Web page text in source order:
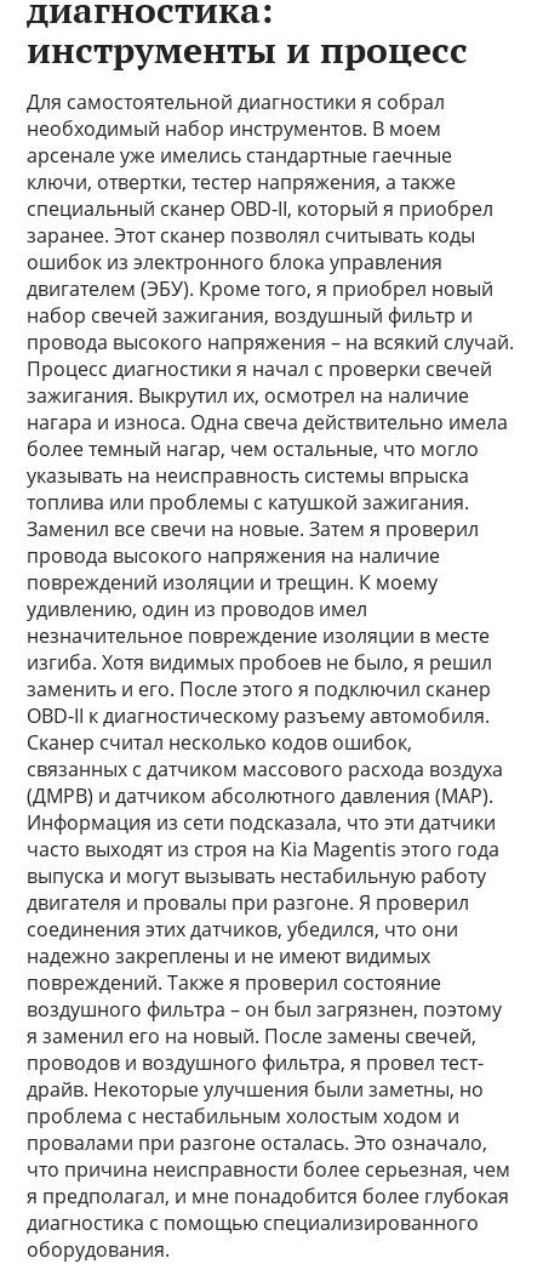
диагностика:
инструменты и процесс
Для самостоятельной диагностики я собрал
необходимый набор инструментов. В моем
арсенале уже имелись стандартные гаечные
ключи, отвертки, тестер напряжения, а также
специальный сканер OBD-II, который я приобрел
заранее. Этот сканер позволял считывать коды
ошибок из электронного блока управления
двигателем (ЭБУ). Кроме того, я приобрел новый
набор свечей зажигания, воздушный фильтр и
провода высокого напряжения – на всякий случай.
Процесс диагностики я начал с проверки свечей
зажигания. Выкрутил их, осмотрел на наличие
нагара и износа. Одна свеча действительно имела
более темный нагар, чем остальные, что могло
указывать на неисправность системы впрыска
топлива или проблемы с катушкой зажигания.
Заменил все свечи на новые. Затем я проверил
провода высокого напряжения на наличие
повреждений изоляции и трещин. К моему
удивлению, один из проводов имел
незначительное повреждение изоляции в месте
изгиба. Хотя видимых пробоев не было, я решил
заменить и его. После этого я подключил сканер
OBD-II к диагностическому разъему автомобиля.
Сканер считал несколько кодов ошибок,
связанных с датчиком массового расхода воздуха
(ДМРВ) и датчиком абсолютного давления (MAP).
Информация из сети подсказала, что эти датчики
часто выходят из строя на Kia Magentis этого года
выпуска и могут вызывать нестабильную работу
двигателя и провалы при разгоне. Я проверил
соединения этих датчиков, убедился, что они
надежно закреплены и не имеют видимых
повреждений. Также я проверил состояние
воздушного фильтра – он был загрязнен, поэтому
я заменил его на новый. После замены свечей,
проводов и воздушного фильтра, я провел тест-
драйв. Некоторые улучшения были заметны, но
проблема с нестабильным холостым ходом и
провалами при разгоне осталась. Это означало,
что причина неисправности более серьезная, чем
я предполагал, и мне понадобится более глубокая
диагностика с помощью специализированного
оборудования.